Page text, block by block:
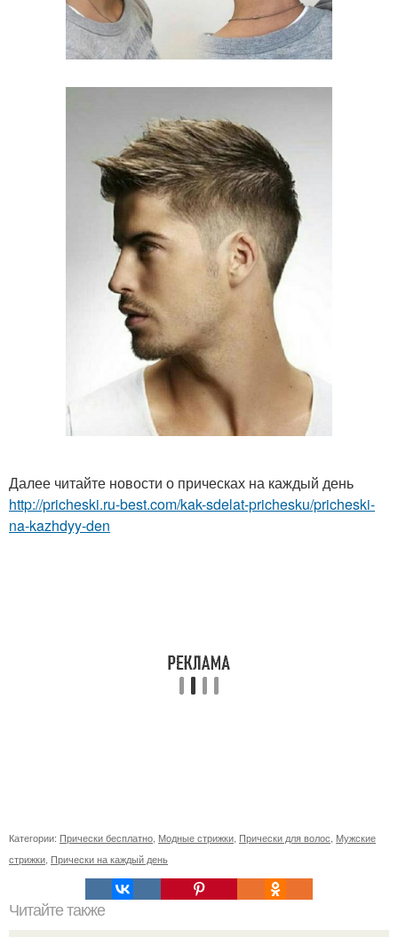
Далее читайте новости о прическах на каждый день
http://pricheski.ru-best.com/kak-sdelat-prichesku/pricheski-
na-kazhdyy-den
Категории: Прически бесплатно Модные стрижки Прически для волос Мужские
стрижки Прически на каждый день
Читайте также